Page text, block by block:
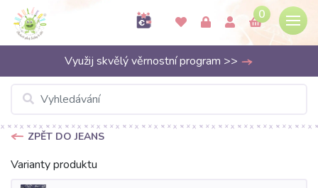
0
Využij skvělý věrnostní program >>
ZPĚT DO JEANS
Varianty produktu